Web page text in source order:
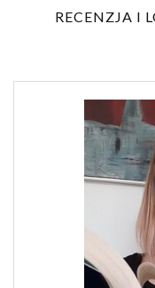
RECENZJA I